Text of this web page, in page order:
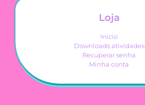
Loja
Início
Downloads atividades
Recuperar senha
Minha conta